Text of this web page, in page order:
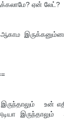
ஏன் லேட்?
ஆகாம
உன்